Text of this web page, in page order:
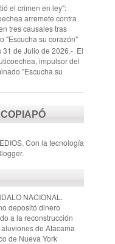
el crimen en ley":
arremete contra
tres causales tras
"Escucha su corazón"
31 de Julio de 2026.- El
impulsor del
"Escucha su
Con la tecnología
.
NACIONAL.
depositó dinero
a la reconstrucción
de Atacama
de Nueva York